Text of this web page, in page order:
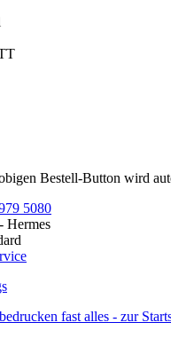
Bestell-Button wird
5080
Hermes